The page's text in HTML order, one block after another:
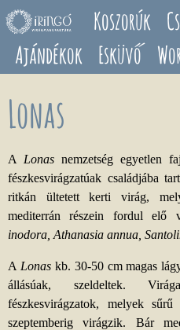
Ugrás a tartalomra Koszorúk
Ajándékok Esküvő
Lonas
A Lonas nemzetség egyetlen
fészkesvirágzatúak családjába
ritkán ültetett kerti virág,
mediterrán részein fordul elő
inodora, Athanasia annua,
A Lonaskb. 30-50 cm magas
állásúak, szeldeltek.
fészkesvirágzatok, melyek
szeptemberig virágzik. Bár